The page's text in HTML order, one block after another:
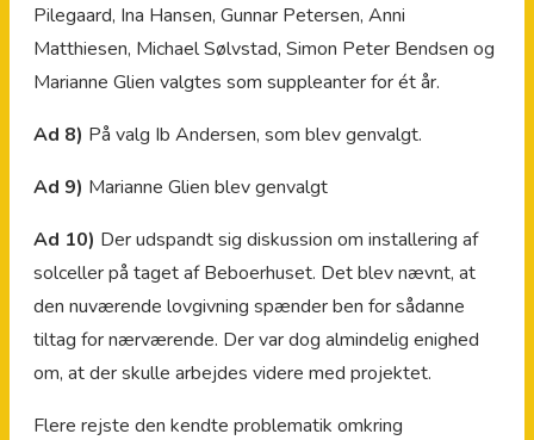
Pilegaard, Ina Hansen, Gunnar Petersen, Anni
Matthiesen, Michael Sølvstad, Simon Peter Bendsen og
Marianne Glien valgtes som suppleanter for ét år.
Ad 8) På valg Ib Andersen, som blev genvalgt.
Ad 9) Marianne Glien blev genvalgt
Ad 10) Der udspandt sig diskussion om installering af
solceller på taget af Beboerhuset. Det blev nævnt, at
den nuværende lovgivning spænder ben for sådanne
tiltag for nærværende. Der var dog almindelig enighed
om, at der skulle arbejdes videre med projektet.
Flere rejste den kendte problematik omkring